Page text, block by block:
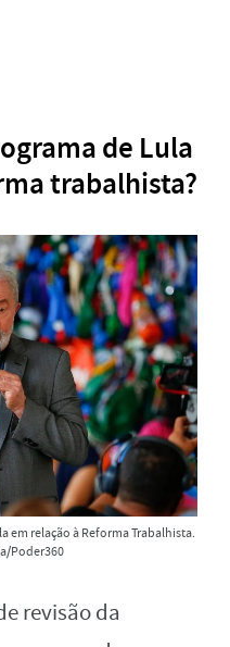
de Lula
trabalhista?
em relação à Reforma Trabalhista.
Poder360
revisão da